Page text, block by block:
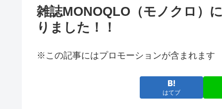
雑誌MONOQLO（モノクロ）
りました！！
※この記事にはプロモーションが含まれます
はてブ